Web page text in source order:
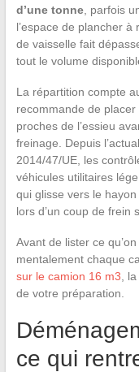
d’une tonne, parfois
l’espace de plancher
de vaisselle fait
tout le volume
La répartition compte
recommande de
proches de l’essieu
freinage. Depuis
2014/47/UE, les
véhicules utilitaires
qui glisse vers le
lors d’un coup de frein
Avant de lister ce
mentalement chaque
sur le camion 16 m3 ,
de votre préparation.
ce qui